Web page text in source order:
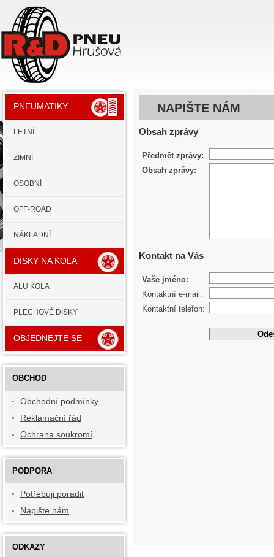
PNEUMATIKY
LETNÍ
ZIMNÍ
OSOBNÍ
OFF-ROAD
NÁKLADNÍ
DISKY NA KOLA
ALU KOLA
PLECHOVÉ DISKY
OBJEDNEJTE SE
OBCHOD
Obchodní podmínky
Reklamační řád
Ochrana soukromí
PODPORA
Potřebuji poradit
Napište nám
NAPIŠTE NÁM
Obsah zprávy
Předmět zprávy:
Obsah zprávy:
Kontakt na Vás
Vaše jméno:
Kontaktní e-mail:
Kontaktní telefon:
ODKAZY